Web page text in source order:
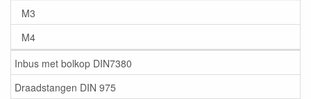
M3
M4
Inbus met bolkop DIN7380
Draadstangen DIN 975